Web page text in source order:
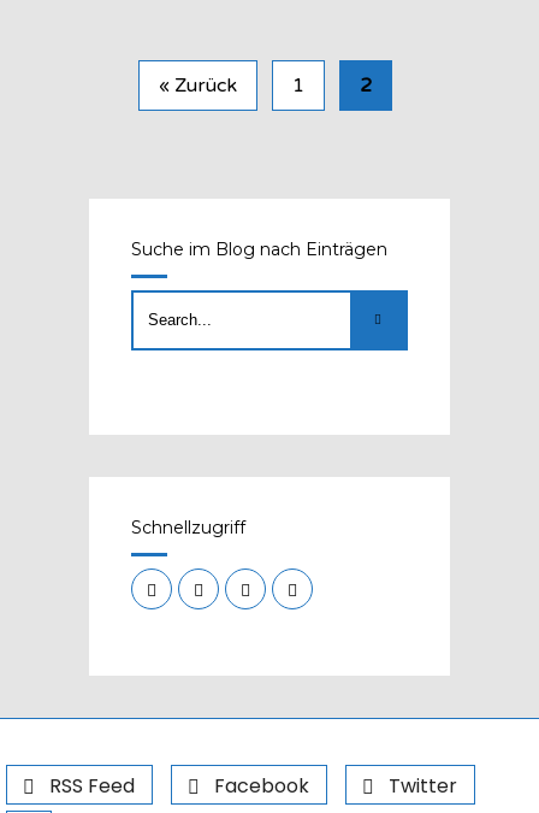
« Zurück 1 2
Suche im Blog nach Einträgen
Schnellzugriff
RSS Feed Facebook Twitter